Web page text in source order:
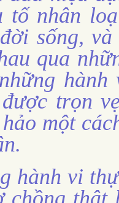
tố nhân
sống,
qua
trọn
một
hành vi
chồng